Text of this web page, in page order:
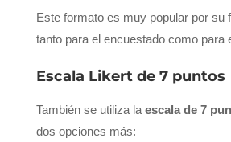
Este formato es muy popular por su
tanto para el encuestado como para
Escala Likert de 7 puntos
También se utiliza la escala de 7
dos opciones más: